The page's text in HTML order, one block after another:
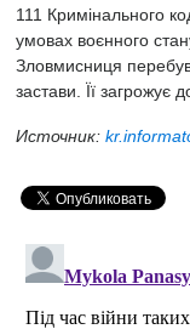
111 Кримінального
умовах воєнного
Зловмисниця
застави. Її загрожує
Источник: